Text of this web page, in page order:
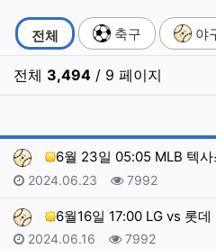
스포츠분석픽 분류
전체 축구 야
전체 3,494 / 9 페이지
6월 23일 05:05 MLB 텍
작성일
2024.06.23 조회
7992
6월16일 17:00 LG vs 롯
작성일
2024.06.16 조회
7992